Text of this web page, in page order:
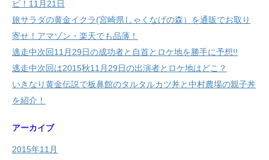
ピ！11月21日
旅サラダの黄金イクラ(宮崎県しゃくなげの森）を通販でお取り
寄せ！アマゾン・楽天でも品薄！
逃走中次回11月29日の成功者と自首とロケ地を勝手に予想!!
逃走中次回は2015秋11月29日の出演者とロケ地はどこ？
いきなり黄金伝説で板鼻館のタルタルカツ丼と中村農場の親子丼
を紹介！
アーカイブ
2015年11月